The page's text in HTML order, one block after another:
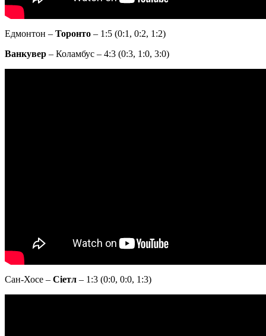
Едмонтон – Торонто – 1:5 (0:1, 0:2, 1:2)
Ванкувер – Коламбус – 4:3 (0:3, 1:0, 3:0)
Сан-Хосе – Сіетл – 1:3 (0:0, 0:0, 1:3)